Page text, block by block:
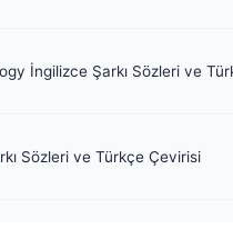
İngilizce Şarkı Sözleri ve
Sözleri ve Türkçe Çevirisi